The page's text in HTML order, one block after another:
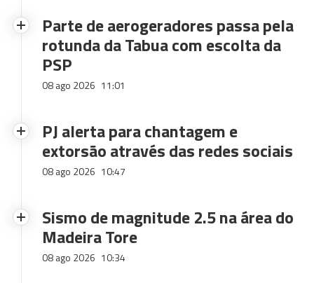
Parte de aerogeradores passa pela
rotunda da Tabua com escolta da
PSP
08 ago 2026 11:01
PJ alerta para chantagem e
extorsão através das redes sociais
08 ago 2026 10:47
Sismo de magnitude 2.5 na área do
Madeira Tore
08 ago 2026 10:34